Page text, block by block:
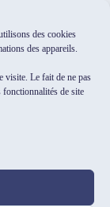
des cookies
des appareils.
visite. Le fait de ne pas
fonctionnalités de site